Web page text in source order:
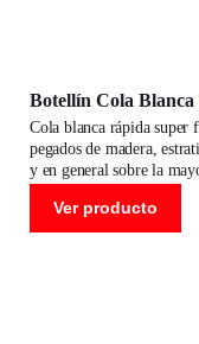
Botellín Cola Blanca
cola blanca rápida super fuerte basada en dispersión acuosa de pva, para
pegados de madera,
y en general sobre la
Ver producto